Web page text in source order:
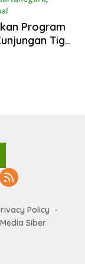
Program
Tiga
Policy
Siber